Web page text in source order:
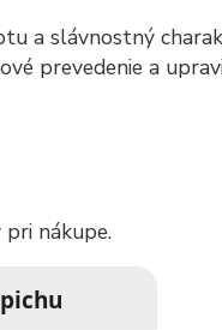
a slávnostný
prevedenie a
nákupe.